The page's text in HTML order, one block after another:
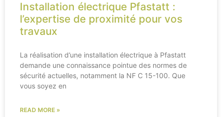
Installation électrique Pfastatt :
l’expertise de proximité pour vos
travaux
La réalisation d’une installation électrique à Pfastatt
demande une connaissance pointue des normes de
sécurité actuelles, notamment la NF C 15-100. Que
vous soyez en
READ MORE »